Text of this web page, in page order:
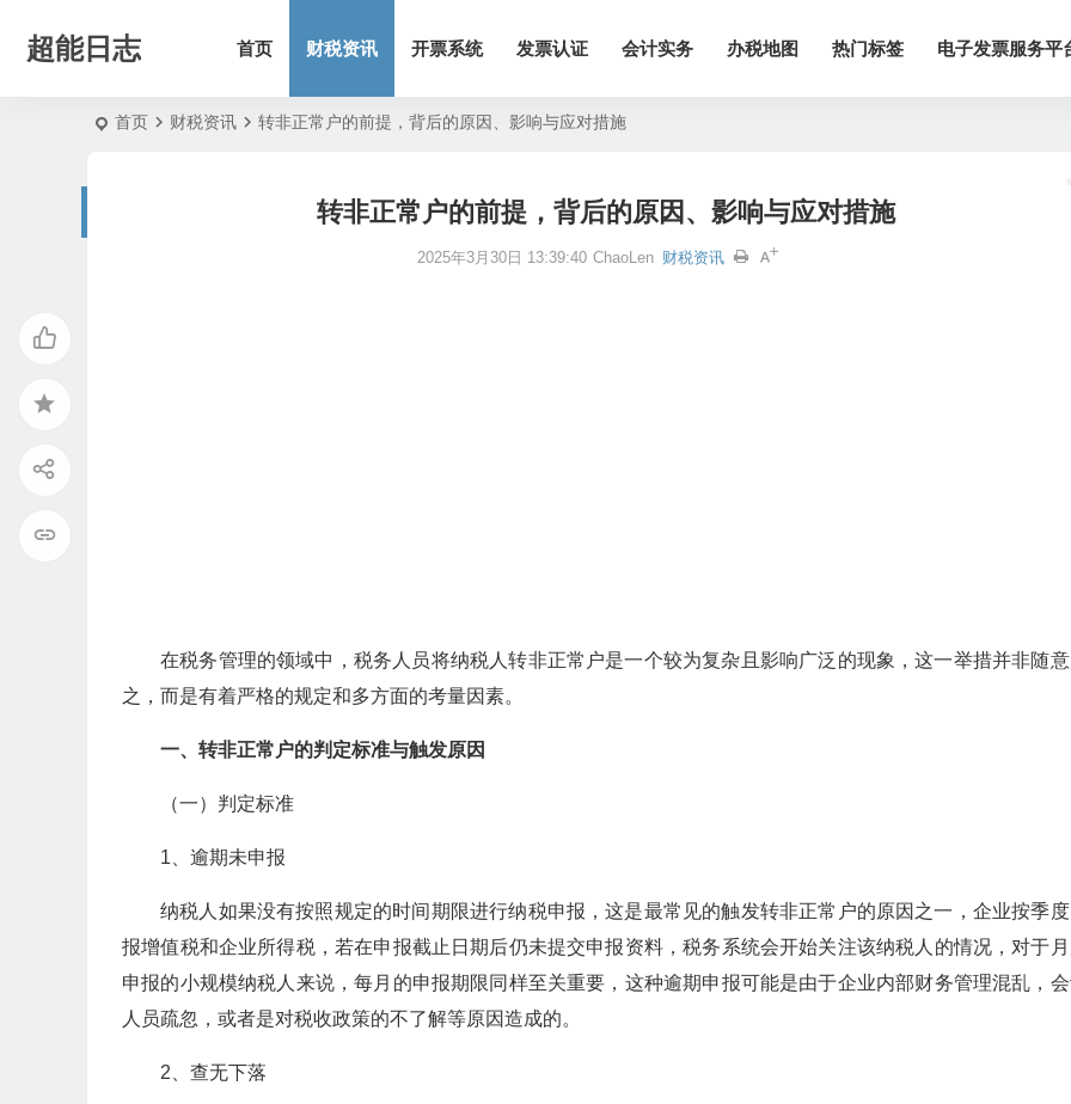
超能日志 首页 财税资讯 开票系统 发票认证 会计实务 办税地图 热门标签 电子发票服务平
首页 财税资讯 转非正常户的前提，背后的原因、影响与应对措施
转非正常户的前提，背后的原因、影响与应对措施
2025年3月30日 13:39:40 ChaoLen 财税资讯
在税务管理的领域中，税务人员将纳税人转非正常户是一个较为复杂且影响广泛的现象，这一举措并非随
之，而是有着严格的规定和多方面的考量因素。
一、转非正常户的判定标准与触发原因
（一）判定标准
1、逾期未申报
纳税人如果没有按照规定的时间期限进行纳税申报，这是最常见的触发转非正常户的原因之一，企业按季
报增值税和企业所得税，若在申报截止日期后仍未提交申报资料，税务系统会开始关注该纳税人的情况，对于
申报的小规模纳税人来说，每月的申报期限同样至关重要，这种逾期申报可能是由于企业内部财务管理混乱，
人员疏忽，或者是对税收政策的不了解等原因造成的。
2、查无下落